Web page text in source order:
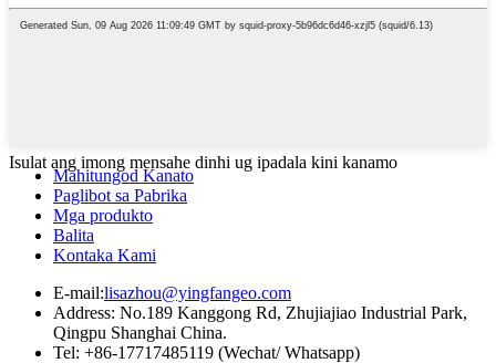
Isulat ang imong mensahe dinhi ug ipadala kini kanamo
Mahitungod Kanato
Paglibot sa Pabrika
Mga produkto
Balita
Kontaka Kami
E-mail:lisazhou@yingfangeo.com
Address: No.189 Kanggong Rd, Zhujiajiao Industrial Park,
Qingpu Shanghai China.
Tel: +86-17717485119 (Wechat/ Whatsapp)